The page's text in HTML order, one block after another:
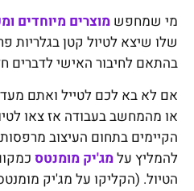
מי שמחפשמוצרים מיוחדים
שלו שיצא לטיול קטן
בהתאם לחיבור האישי לדברים
אם לא בא לכם לטייל ואתם
או מהמחשב בעבודה אז צאו
הקיימים בתחום העיצוב
להמליץ עלמג'יק מומנטס
הטיול. (הקליקו על מג'יק